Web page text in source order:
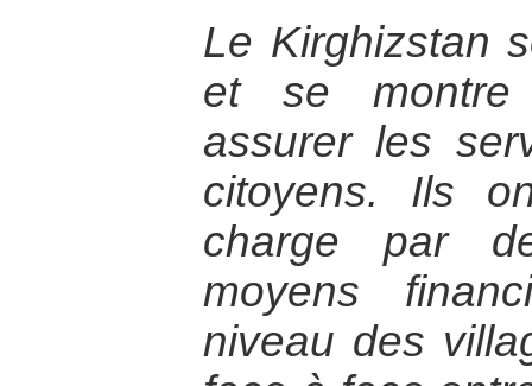
Le Kirghizstan
et se montre
assurer les
citoyens. Ils
charge par
moyens
niveau des